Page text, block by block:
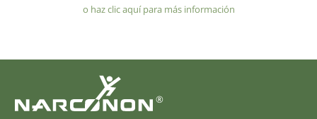
o haz clic aquí para más información
®